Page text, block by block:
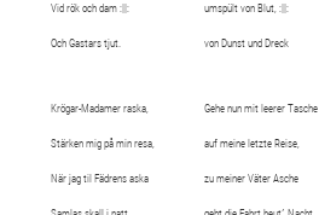
Vid rök och dam :||:
Och Gastars tjut.
Krögar-Madamer raska,
Stärken mig på min resa,
När jag til Fädrens aska
umspült von Blut, :||:
von Dunst und Dreck
Gehe nun mit leerer Tasche
auf meine letzte Reise,
zu meiner Väter Asche